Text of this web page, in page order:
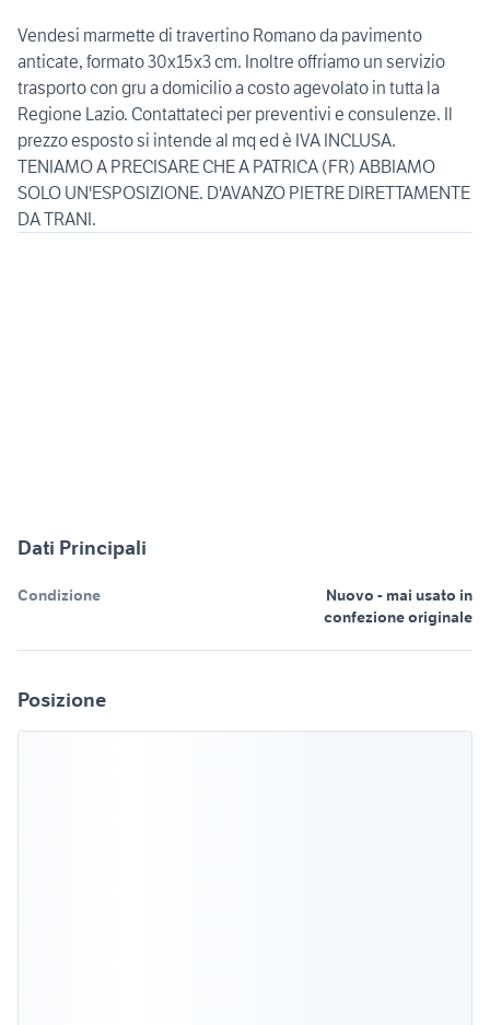
Vendesi marmette di travertino Romano da pavimento
anticate, formato 30x15x3 cm. Inoltre offriamo un servizio
trasporto con gru a domicilio a costo agevolato in tutta la
Regione Lazio. Contattateci per preventivi e consulenze. Il
prezzo esposto si intende al mq ed è IVA INCLUSA.
TENIAMO A PRECISARE CHE A PATRICA (FR) ABBIAMO
SOLO UN'ESPOSIZIONE. D'AVANZO PIETRE DIRETTAMENTE
DA TRANI.
Dati Principali
Condizione
Nuovo - mai usato in
confezione originale
Posizione